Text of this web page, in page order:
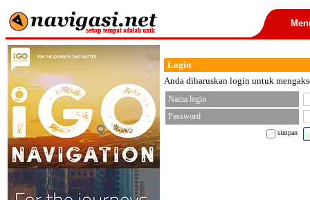
Login
Anda diharuskan login untuk
Nama login
Password
simpan